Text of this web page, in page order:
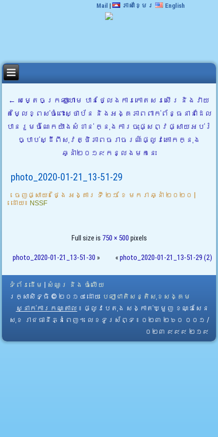
Mail | ភាសាខ្មែរ English
← សម្តេចក្រឡាហោម បានថ្លែងការកោតសរសើរ និងវាយ
តម្លៃខ្ពស់ចំពោះស្ថាប័ន និងអង្គភាពពាក់ព័ន្ធនានាដែល
បានរួមចំណែកយ៉ាងសំខាន់ ក្នុងការចុះផ្សព្វផ្សាយអប់រំ
ច្បាប់ស្ដីពីសុវត្ថិភាពចរាចរណ៍ផ្លូវគោកក្នុង
ឆ្នាំ២០១៩កន្លងមកនេះ
photo_2020-01-21_13-51-29
ចេញផ្សាយ៖ ថ្ងៃ អង្គារ ទី ២១ ខែ មករា ឆ្នាំ ២០២០
ដោយ៖ NSSF
Full size is 750 × 500 pixels
photo_2020-01-21_13-51-30 » «photo_2020-01-21_13-51-29 (2)
ទំព័រដើម
សំណួរ និង ចំលើយ
រក្សាសិទ្ធិ © ២០១៤ ដោយ​ បេឡាជាតិសន្តិសុខសង្គម
ស្នាក់ការកណ្តាល ៖ ផ្លូវបេតុង សង្កាត់ឃ្មួញ ខណ្ឌសែន
សុខ រាជធានីភ្នំពេញ។ លេខទូរស័ព្ទ ៖ ០២៣ ២៦០ ០០១ /
០២៣ ៩៩៩ ២១៩